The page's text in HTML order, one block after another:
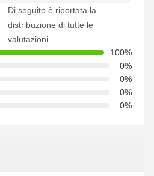
Di seguito è riportata la
distribuzione di tutte le
valutazioni
100%
0%
0%
0%
0%